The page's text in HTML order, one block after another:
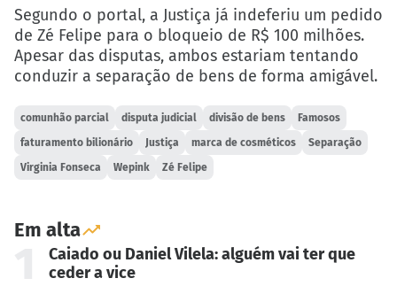
Segundo o portal, a Justiça já indeferiu um pedido
de Zé Felipe para o bloqueio de R$ 100 milhões.
Apesar das disputas, ambos estariam tentando
conduzir a separação de bens de forma amigável.
comunhão parcial disputa judicial divisão de bens Famosos
faturamento bilionário Justiça marca de cosméticos Separação
Virginia Fonseca Wepink Zé Felipe
Em alta
Caiado ou Daniel Vilela: alguém vai ter que
ceder a vice